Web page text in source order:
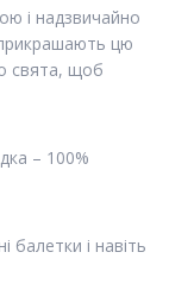
і надзвичайно
цю
свята, щоб
– 100%
балетки і навіть